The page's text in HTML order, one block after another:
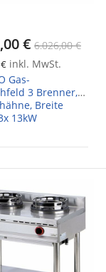
€ 6.026,00 €
inkl. MwSt.
Gas-
3 Brenner,
Breite
13kW